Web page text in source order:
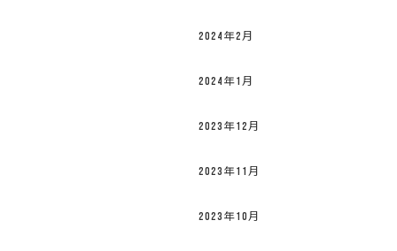
2024年2月
2024年1月
2023年12月
2023年11月
2023年10月